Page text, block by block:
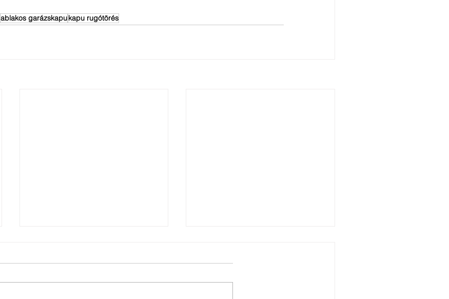
ablakos garázskapukapu rugótörés